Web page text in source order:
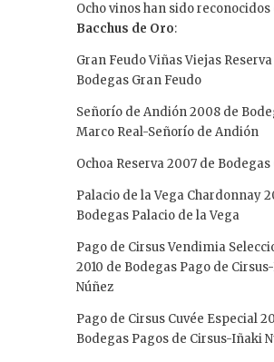
Ocho vinos han sido reconocidos
Bacchus de Oro:
Gran Feudo Viñas Viejas
Bodegas Gran Feudo
Señorío de Andión 2008 de
Marco Real-Señorío de Andión
Ochoa Reserva 2007 de Bodegas
Palacio de la Vega Chardonnay
Bodegas Palacio de la Vega
Pago de Cirsus Vendimia
2010 de Bodegas Pago de
Núñez
Pago de Cirsus Cuvée Especial
Bodegas Pagos de Cirsus-Iñaki